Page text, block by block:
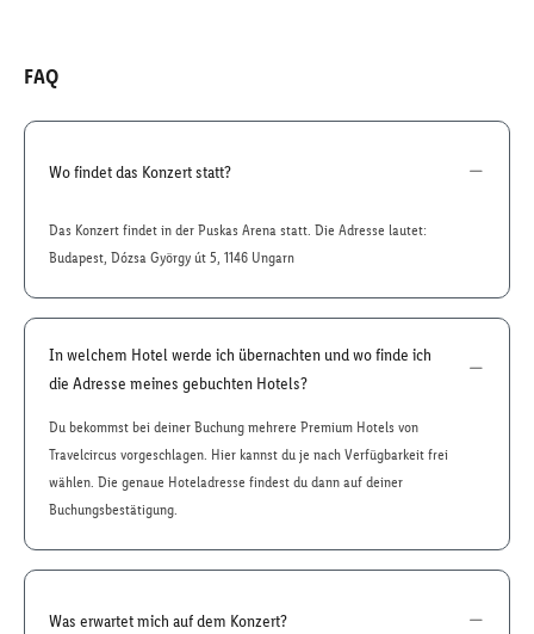
FAQ
Wo findet das Konzert statt?
Das Konzert findet in der Puskas Arena statt. Die Adresse lautet:
Budapest, Dózsa György út 5, 1146 Ungarn
In welchem Hotel werde ich übernachten und wo finde ich
die Adresse meines gebuchten Hotels?
Du bekommst bei deiner Buchung mehrere Premium Hotels von
Travelcircus vorgeschlagen. Hier kannst du je nach Verfügbarkeit frei
wählen. Die genaue Hoteladresse findest du dann auf deiner
Buchungsbestätigung.
Was erwartet mich auf dem Konzert?